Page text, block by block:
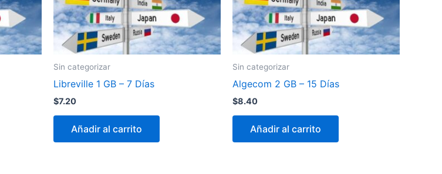
Sin categorizar
Libreville 1 GB – 7 Días
$7.20
Añadir al carrito
Sin categorizar
Algecom 2 GB – 15 Días
$8.40
Añadir al carrito